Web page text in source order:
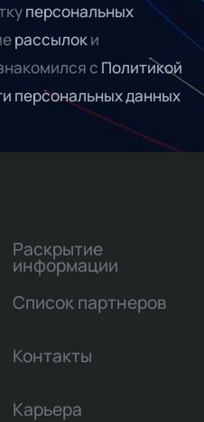
персональных
рассылоки
с Политикой
персональных данных
Раскрытие
информации
Список партнеров
Контакты
Карьера